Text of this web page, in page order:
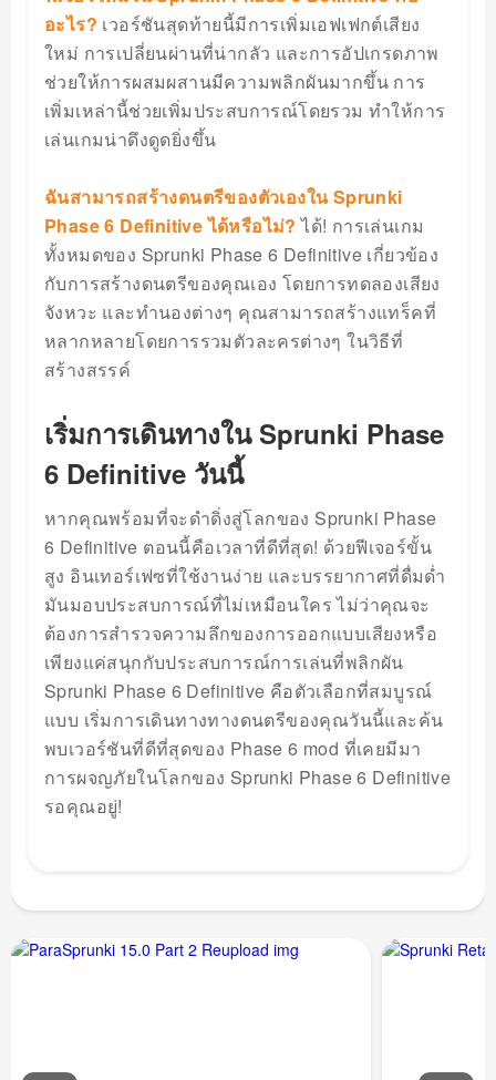
อะไร? เวอร์ชันสุดท้ายนี้มีการเพิ่มเอฟเฟกต์เสียง
ใหม่ การเปลี่ยนผ่านที่น่ากลัว และการอัปเกรดภาพ
ช่วยให้การผสมผสานมีความพลิกผันมากขึ้น การ
เพิ่มเหล่านี้ช่วยเพิ่มประสบการณ์โดยรวม ทำให้การ
เล่นเกมน่าดึงดูดยิ่งขึ้น
ฉันสามารถสร้างดนตรีของตัวเองใน Sprunki
Phase 6 Definitive ได้หรือไม่? ได้! การเล่นเกม
ทั้งหมดของ Sprunki Phase 6 Definitive เกี่ยวข้อง
กับการสร้างดนตรีของคุณเอง โดยการทดลองเสียง
จังหวะ และทำนองต่างๆ คุณสามารถสร้างแทร็คที่
หลากหลายโดยการรวมตัวละครต่างๆ ในวิธีที่
สร้างสรรค์
เริ่มการเดินทางใน Sprunki Phase
6 Definitive วันนี้
หากคุณพร้อมที่จะดำดิ่งสู่โลกของ Sprunki Phase
6 Definitive ตอนนี้คือเวลาที่ดีที่สุด! ด้วยฟีเจอร์ขั้น
สูง อินเทอร์เฟซที่ใช้งานง่าย และบรรยากาศที่ดื่มด่ำ
มันมอบประสบการณ์ที่ไม่เหมือนใคร ไม่ว่าคุณจะ
ต้องการสำรวจความลึกของการออกแบบเสียงหรือ
เพียงแค่สนุกกับประสบการณ์การเล่นที่พลิกผัน
Sprunki Phase 6 Definitive คือตัวเลือกที่สมบูรณ์
แบบ เริ่มการเดินทางทางดนตรีของคุณวันนี้และค้น
พบเวอร์ชันที่ดีที่สุดของ Phase 6 mod ที่เคยมีมา
การผจญภัยในโลกของ Sprunki Phase 6 Definitive
รอคุณอยู่!